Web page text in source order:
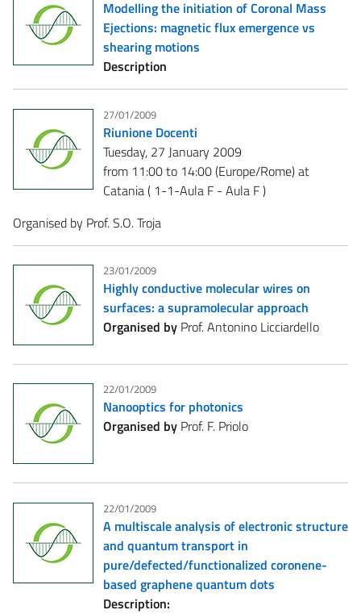
Modelling the initiation of Coronal Mass
Ejections: magnetic flux emergence vs
shearing motions
Description
27/01/2009
Riunione Docenti
Tuesday, 27 January 2009
from 11:00 to 14:00 (Europe/Rome) at
Catania ( 1-1-Aula F - Aula F )
Organised by Prof. S.O. Troja
23/01/2009
Highly conductive molecular wires on
surfaces: a supramolecular approach
Organised by Prof. Antonino Licciardello
22/01/2009
Nanooptics for photonics
Organised by Prof. F. Priolo
22/01/2009
A multiscale analysis of electronic structure
and quantum transport in
pure/defected/functionalized coronene-
based graphene quantum dots
Description: